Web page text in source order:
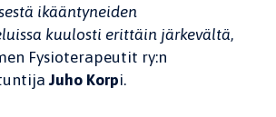
ikääntyneiden
kuulosti erittäin järkevältä,
Fysioterapeutit ry:n
Juho Korpi.